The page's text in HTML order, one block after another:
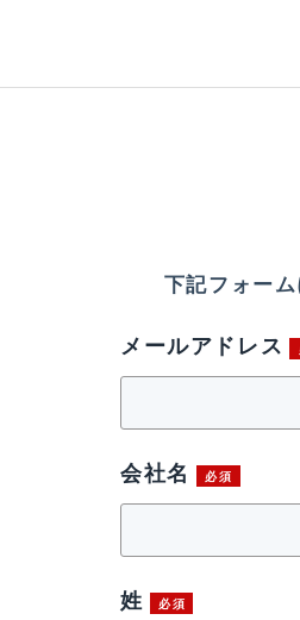
下記フォー
メールアドレス
会社名
姓